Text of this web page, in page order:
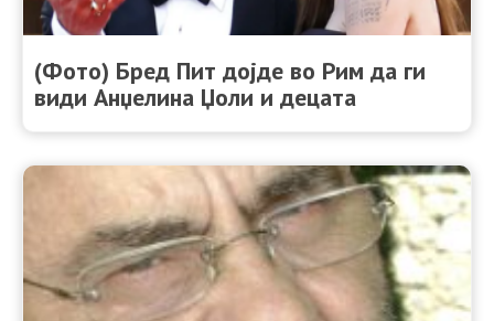
(Фото) Бред Пит дојде во Рим да ги
види Анџелина Џоли и децата